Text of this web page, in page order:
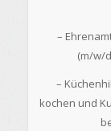
–
(m/w/
–
kochen und